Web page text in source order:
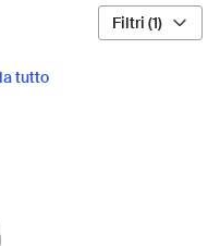
Filtri (1)
tutto